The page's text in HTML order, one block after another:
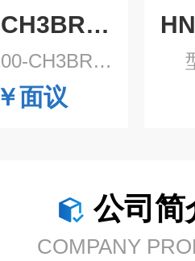
HNAG6200-CH3BR-H霍尼艾格实时溴甲烷气体浓度预处理系统
型号：HNAG6200-CH3BR-H
￥面议
公司简
COMPANY